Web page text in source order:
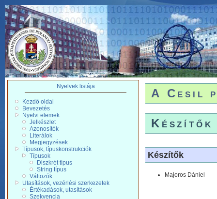
Nyelvek listája
Kezdő oldal
Bevezetés
Nyelvi elemek
Jelkészlet
Azonosítók
Literálok
Megjegyzések
Típusok, típuskonstrukciók
Típusok
Diszkrét típus
String típus
Változók
Utasítások, vezérlési szerkezetek
Értékadások, utasítások
Szekvencia
A Cesil
Készítők
Készítők
Majoros Dániel